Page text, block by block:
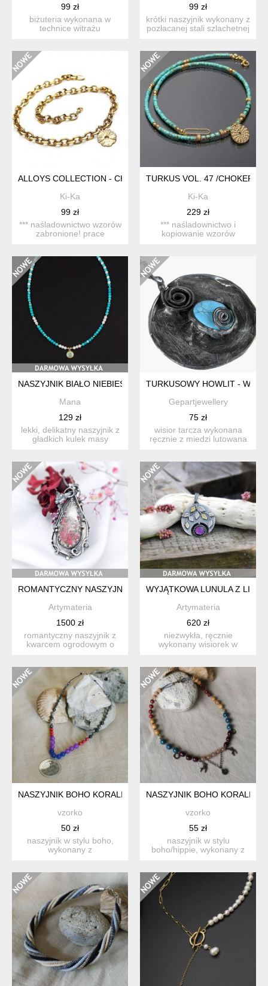
99 zł
biżuteria wykonana w
technice witrażu
99 zł
krótki naszyjnik wykonany z
pozłacanej stali szlachetnej
ALLOYS COLLECTION - CHAIN VOL. 5 - NASZYJNIK
Ki-Ka
99 zł
*** naśladownictwo wzorów
zabronione! prace
TURKUS VOL. 47 /CHOKER/
Ki-Ka
229 zł
*** naśladownictwo i
kopiowanie wzorów
NASZYJNIK BIAŁO NIEBIESKI
Mana
129 zł
lekki, delikatny naszyjnik z
gładkich kulek masy
TURKUSOWY HOWLIT -
Gepartjewellery
75 zł
wisior tarcza wykonana
ręcznie z miedzi lutowana
ROMANTYCZNY NASZYJNIK Z KWARCEM OGRODOWYM
Artymateria
1500 zł
romantyczny naszyjnik z
kwarcem ogrodowym o
WYJĄTKOWA LUNULA Z
Artymateria
620 zł
niezwykła, ręcznie
wykonany wisiorek w
NASZYJNIK BOHO KORALIKOWY
vzorko
50 zł
naszyjnik w stylu boho,
wykonany z
NASZYJNIK BOHO
vzorko
55 zł
naszyjnik w stylu
boho/hippie, wykonany z